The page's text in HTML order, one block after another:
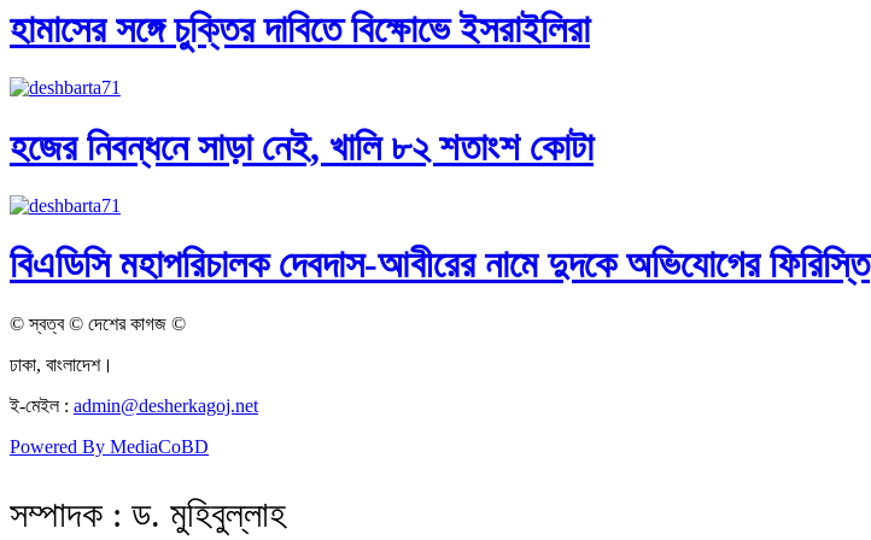
হামাসের সঙ্গে চুক্তির দাবিতে বিক্ষোভে ইসরাইলিরা
হজের নিবন্ধনে সাড়া নেই, খালি ৮২ শতাংশ কোটা
বিএডিসি মহাপরিচালক দেবদাস-আবীরের নামে দুদকে অভিযোগের ফিরিস্তি
© স্বত্ব © দেশের কাগজ ©
ঢাকা, বাংলাদেশ।
ই-মেইল : admin@desherkagoj.net
Powered By MediaCoBD
সম্পাদক : ড. মুহিবুল্লাহ